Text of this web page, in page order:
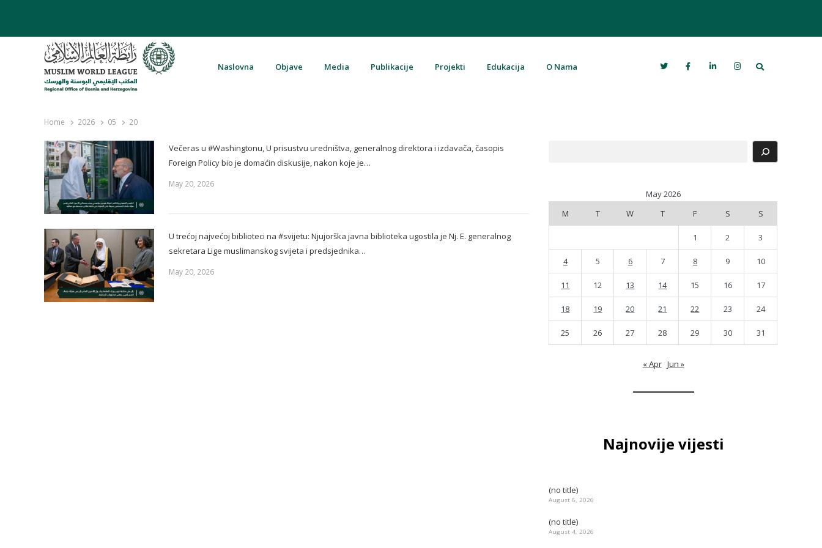
Naslovna Objave Media Publikacije Projekti Edukacija O Nama Search
Home 2026 05 20
Večeras u #Washingtonu, U prisustvu uredništva, generalnog direktora i izdavača, časopis
Foreign Policy bio je domaćin diskusije, nakon koje je…
May 20, 2026
U trećoj najvećoj biblioteci na #svijetu: Njujorška javna biblioteka ugostila je Nj. E. generalnog
sekretara Lige muslimanskog svijeta i predsjednika…
May 20, 2026
May 2026
M
T W T F S S
1 2 3
4 5 6 7 8 9 10
11 12 13 14 15 16 17
18 19 20 21 22 23 24
25 26 27 28 29 30 31
« Apr Jun »
Najnovije vijesti
(no title)
August 6, 2026
(no title)
August 4, 2026